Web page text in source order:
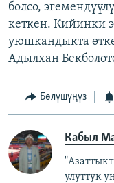
болсо,
кеткен. Кийинки
уюшкандыкта
Адылхан
Бөлүшүңүз
Кабыл
улуттук